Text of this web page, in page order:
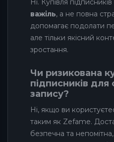
Ні. Купівля
важіль, а не повна
допомагає подолати
але тільки якісний
зростання.
Чи ризикована
підписників для
запису?
Ні, якщо ви
таким як Zefame.
безпечна та